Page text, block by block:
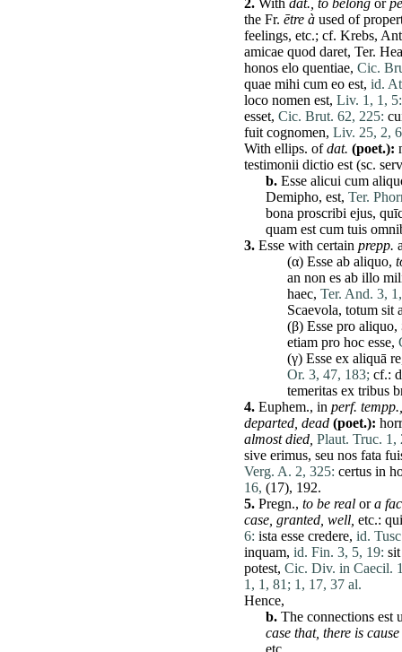
2. With dat., to belong or
the Fr. ētre à used of
feelings, etc.; cf. Krebs,
amicae quod daret, Ter.
honos elo quentiae, Cic.
quae mihi cum eo est, id.
loco nomen est, Liv. 1, 1, 5:
esset, Cic. Brut. 62, 225:
fuit cognomen, Liv. 25, 2,
With ellips. ofdat. (poet.):
testimonii dictio est (sc.
b. Esse alicui cum
Demipho, est, Ter.
bona proscribi ejus,
quam est cum tuis
3. Esse with certain prepp.
(α) Esse ab aliquo,
an non es ab illo
haec, Ter. And. 3,
Scaevola, totum sit
(β) Esse pro aliquo,
etiam pro hoc esse,
(γ) Esse ex aliquā re
Or. 3, 47, 183; cf.:
temeritas ex tribus
4. Euphem., in perf. tempp.,
departed, dead (poet.):
almost died, Plaut. Truc. 1,
sive erimus, seu nos fata
Verg. A. 2, 325: certus in
16, (17), 192.
5. Pregn., to be real ora
case, granted, well, etc.:
6: ista esse credere, id.
inquam, id. Fin. 3, 5, 19: sit
potest, Cic. Div. in Caecil.
1, 1, 81; 1, 17, 37 al.
Hence,
b. The connections est
case that, there is cause
etc.